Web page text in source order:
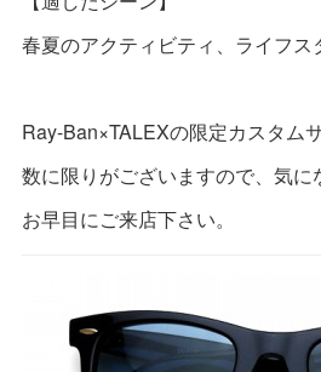
春夏のアクティビティ、ライフ
Ray-Ban×TALEXの限定カスタム
数に限りがございますので、気に
お早目にご来店下さい。